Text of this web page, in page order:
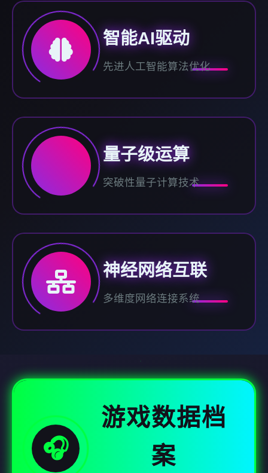
智能AI驱动
先进人工智能算法优化
量子级运算
突破性量子计算技术
神经网络互联
多维度网络连接系统
🎧
游戏数据档
案